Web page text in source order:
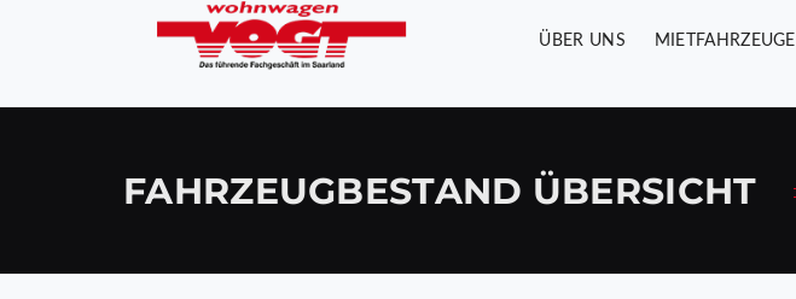
ÜBER UNS MIETFAHRZEUGE
FAHRZEUGBESTAND ÜBERSICHT